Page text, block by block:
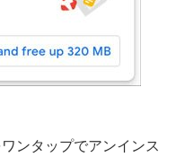
ンタップでアンインス